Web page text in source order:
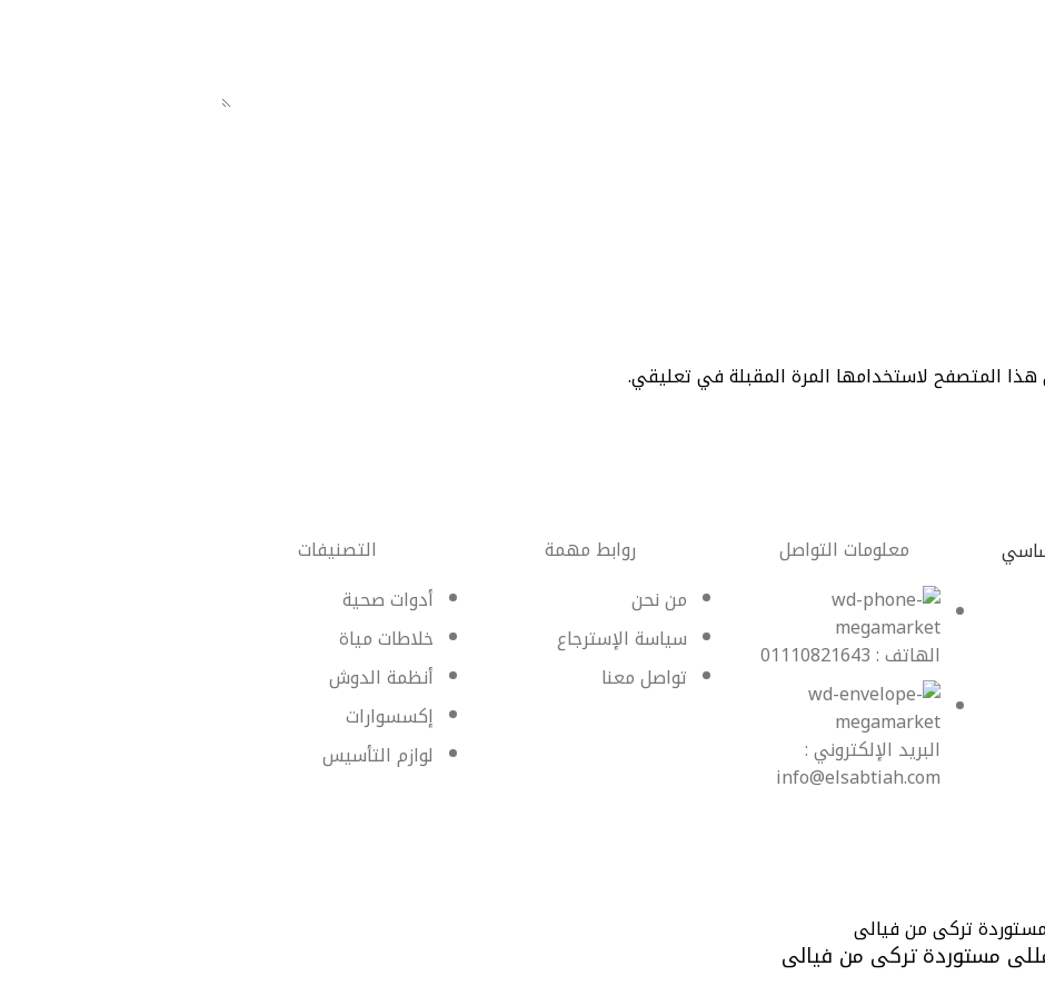
هذا المتصفح لاستخدامها المرة المقبلة في تعليقي.
معلومات التواصل
الهاتف : 01110821643
البريد الإلكتروني :
info@elsabtiah.com
روابط مهمة
من نحن
سياسة الإسترجاع
تواصل معنا
التصنيفات
أدوات صحية
خلاطات مياة
أنظمة الدوش
إكسسوارات
لوازم التأسيس